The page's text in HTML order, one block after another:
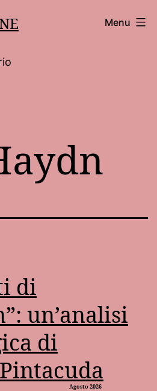
Menu
di
un’analisi
di
Agosto 2026